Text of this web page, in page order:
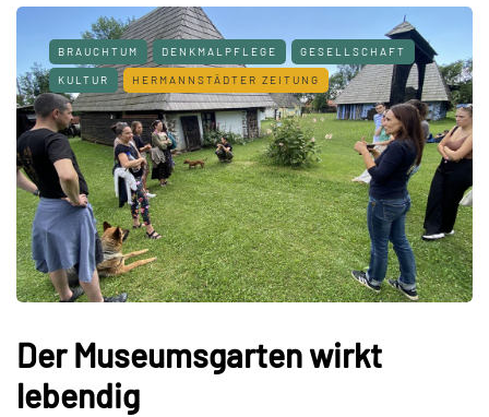
BRAUCHTUM DENKMALPFLEGE GESELLSCHAFT
KULTUR HERMANNSTÄDTER ZEITUNG
Der Museumsgarten wirkt
lebendig